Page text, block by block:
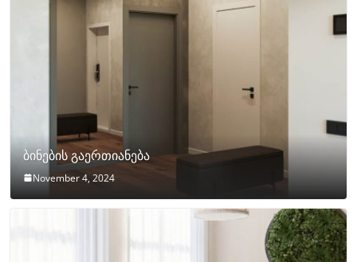
ბინების გაერთიანება
November 4, 2024